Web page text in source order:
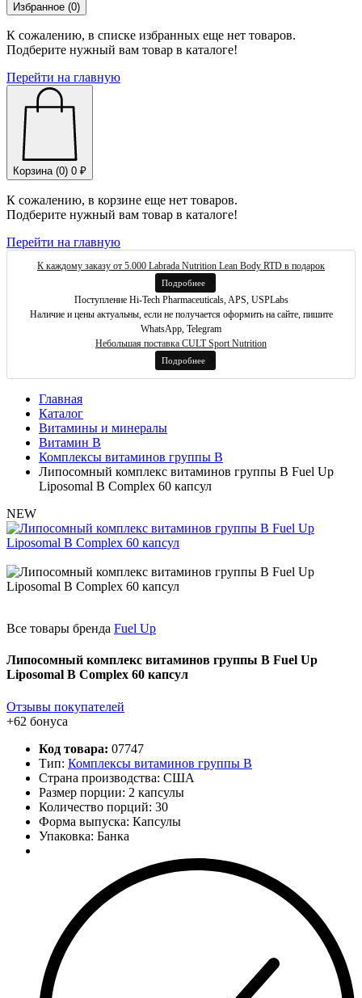
Избранное (0)
К сожалению, в списке избранных еще нет товаров.
Подберите нужный вам товар в каталоге!
Перейти на главную
Корзина (0) 0 ₽
К сожалению, в корзине еще нет товаров.
Подберите нужный вам товар в каталоге!
Перейти на главную
К каждому заказу от 5.000 Labrada Nutrition Lean Body RTD в подарок
Подробнее
Поступление Hi-Tech Pharmaceuticals, APS, USPLabs
Наличие и цены актуальны, если не получается оформить на сайте, пишите
WhatsApp, Telegram
Небольшая поставка CULT Sport Nutrition
Подробнее
Главная
Каталог
Витамины и минералы
Витамин B
Комплексы витаминов группы B
Липосомный комплекс витаминов группы B Fuel Up
Liposomal B Complex 60 капсул
NEW
Все товары бренда Fuel Up
Липосомный комплекс витаминов группы B Fuel Up
Liposomal B Complex 60 капсул
Отзывы покупателей
+62 бонуса
Код товара: 07747
Тип: Комплексы витаминов группы B
Страна производства: США
Размер порции: 2 капсулы
Количество порций: 30
Форма выпуска: Капсулы
Упаковка: Банка